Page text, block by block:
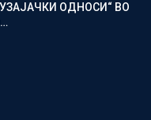
ОДНОСИ“ ВО